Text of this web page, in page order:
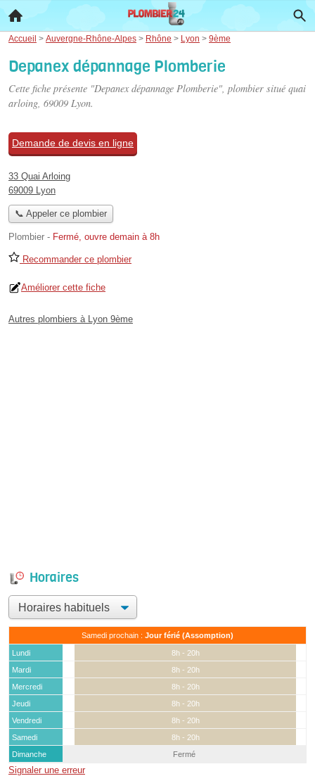
Accueil > Auvergne-Rhône-Alpes > Rhône > Lyon > 9ème
Depanex dépannage Plomberie
Cette fiche présente "Depanex dépannage Plomberie", plombier situé quai
arloing, 69009 Lyon.
Demande de devis en ligne
33 Quai Arloing
69009 Lyon
📞 Appeler ce plombier
Plombier - Fermé, ouvre demain à 8h
Recommander ce plombier
Améliorer cette fiche
Autres plombiers à Lyon 9ème
Horaires
Samedi prochain : Jour férié (Assomption)
Lundi
8h - 20h
Mardi
8h - 20h
Mercredi
8h - 20h
Jeudi
8h - 20h
Vendredi
8h - 20h
Samedi
8h - 20h
Dimanche
Fermé
Signaler une erreur